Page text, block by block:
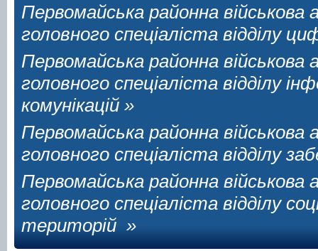
Первомайська районна військова
головного спеціаліста відділу
Первомайська районна військова
головного спеціаліста відділу
комунікацій »
Первомайська районна військова
головного спеціаліста відділу
Первомайська районна військова
головного спеціаліста відділу
територій »